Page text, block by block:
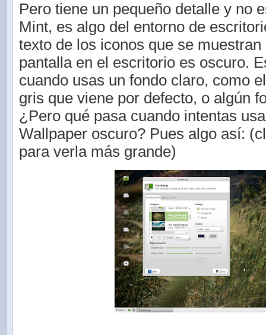
Pero tiene un pequeño detalle y no
Mint, es algo del entorno de
texto de los iconos que se
pantalla en el escritorio es oscuro.
cuando usas un fondo claro, como
gris que viene por defecto, o algún
¿Pero qué pasa cuando intentas
Wallpaper oscuro? Pues algo así:
para verla más grande)